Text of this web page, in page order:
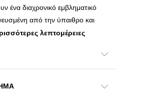
ένα διαχρονικό εμβληματικό
από την ύπαιθρο και
λεπτομέρειες